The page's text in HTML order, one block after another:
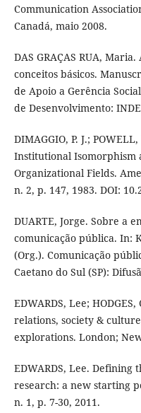
Communication
Canadá, maio 2008.
DAS GRAÇAS RUA,
conceitos básicos.
de Apoio a Gerência
de Desenvolvimento:
DIMAGGIO, P. J.;
Institutional Isomorphism
Organizational Fields.
n. 2, p. 147, 1983. DOI:
DUARTE, Jorge. Sobre a
comunicação pública. In:
(Org.). Comunicação
Caetano do Sul (SP):
EDWARDS, Lee;
relations, society &
explorations. London;
EDWARDS, Lee. Defining
research: a new starting
n. 1, p. 7-30, 2011.